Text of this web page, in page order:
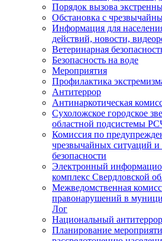
Порядок вызова
Обстановка с
Информация для
действий, новости,
Ветеринарная
Безопасность на воде
Мероприятия
Профилактика
Антитеррор
Антинаркотическая
Сухоложское городское
областной подсистемы
Комиссия по
чрезвычайных ситуаций
безопасности
Электронный
комплекс Cвердловской
Межведомственная
правонарушений в
Лог
Национальный
Планирование